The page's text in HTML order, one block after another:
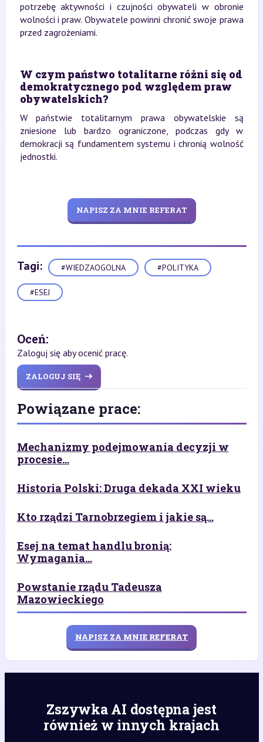
potrzebę aktywności i czujności obywateli w obronie
wolności i praw. Obywatele powinni chronić swoje prawa
przed zagrożeniami.
W czym państwo totalitarne różni się od
demokratycznego pod względem praw
obywatelskich?
W państwie totalitarnym prawa obywatelskie są
zniesione lub bardzo ograniczone, podczas gdy w
demokracji są fundamentem systemu i chronią wolność
jednostki.
NAPISZ ZA MNIE REFERAT
Tagi: #WIEDZAOGOLNA #POLITYKA
#ESEJ
Oceń:
Zaloguj się aby ocenić pracę.
ZALOGUJ SIĘ
Powiązane prace:
Mechanizmy podejmowania decyzji w
procesie...
Historia Polski: Druga dekada XXI wieku
Kto rządzi Tarnobrzegiem i jakie są...
Esej na temat handlu bronią:
Wymagania...
Powstanie rządu Tadeusza
Mazowieckiego
NAPISZ ZA MNIE REFERAT
Zszywka AI dostępna jest
również w innych krajach